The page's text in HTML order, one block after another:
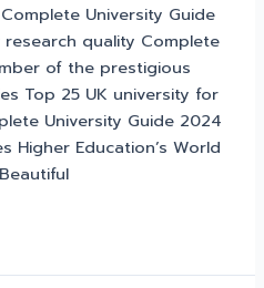
University Guide
quality Complete
of the prestigious
Top 25 UK university for
University Guide 2024
Higher Education’s World